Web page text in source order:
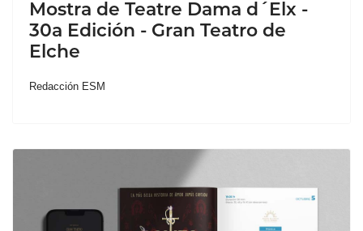
Mostra de Teatre Dama d´Elx -
30a Edición - Gran Teatro de
Elche
Redacción ESM